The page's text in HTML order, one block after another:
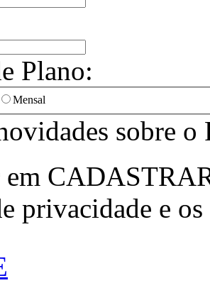
Plano:
Mensal
sobre
privacidade e os